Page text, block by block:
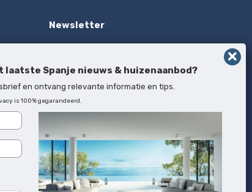
Newsletter
Inschrijven
laatste Spanje nieuws & huizenaanbod?
en ontvang relevante informatie en tips.
is 100% gegarandeerd.